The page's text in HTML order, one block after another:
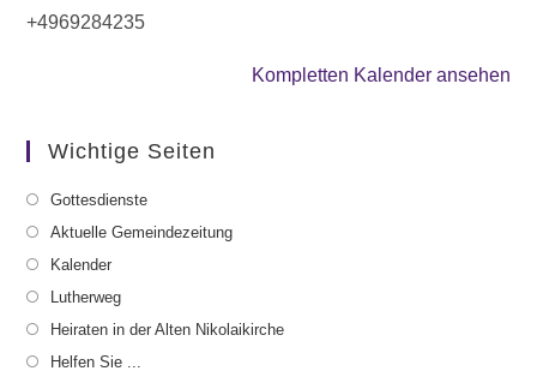
+4969284235
Kompletten Kalender ansehen
Wichtige Seiten
Gottesdienste
Aktuelle Gemeindezeitung
Kalender
Lutherweg
Heiraten in der Alten Nikolaikirche
Helfen Sie ...